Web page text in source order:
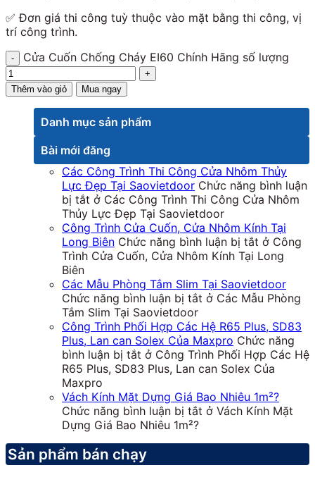
✅ Đơn giá thi công tuỳ thuộc vào mặt bằng thi công, vị
trí công trình.
Cửa Cuốn Chống Cháy EI60 Chính Hãng số lượng
Thêm vào giỏ Mua ngay
Danh mục sản phẩm
Bài mới đăng
Các Công Trình Thi Công Cửa Nhôm Thủy
Lực Đẹp Tại Saovietdoor Chức năng bình luận
bị tắt ở Các Công Trình Thi Công Cửa Nhôm
Thủy Lực Đẹp Tại Saovietdoor
Công Trình Cửa Cuốn, Cửa Nhôm Kính Tại
Long Biên Chức năng bình luận bị tắt ở Công
Trình Cửa Cuốn, Cửa Nhôm Kính Tại Long
Biên
Các Mẫu Phòng Tắm Slim Tại Saovietdoor
Chức năng bình luận bị tắt ở Các Mẫu Phòng
Tắm Slim Tại Saovietdoor
Công Trình Phối Hợp Các Hệ R65 Plus, SD83
Plus, Lan can Solex Của Maxpro Chức năng
bình luận bị tắt ở Công Trình Phối Hợp Các Hệ
R65 Plus, SD83 Plus, Lan can Solex Của
Maxpro
Vách Kính Mặt Dựng Giá Bao Nhiêu 1m²?
Chức năng bình luận bị tắt ở Vách Kính Mặt
Dựng Giá Bao Nhiêu 1m²?
Sản phẩm bán chạy